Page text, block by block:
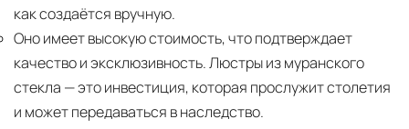
как создаётся вручную.
Оно имеет высокую стоимость, что подтверждает
качество и эксклюзивность. Люстры из муранского
стекла — это инвестиция, которая прослужит столетия
и может передаваться в наследство.